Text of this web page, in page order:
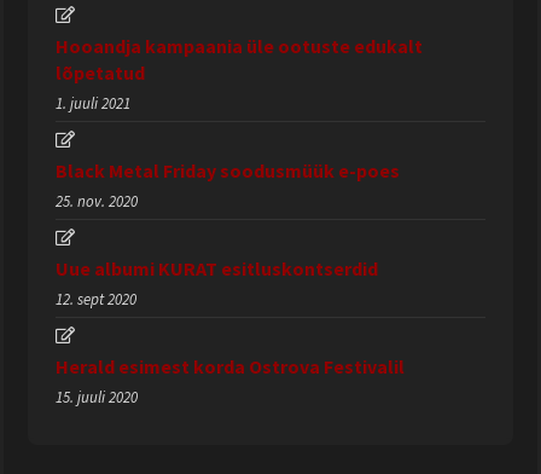
Hooandja kampaania üle ootuste edukalt
lõpetatud
1. juuli 2021
Black Metal Friday soodusmüük e-poes
25. nov. 2020
Uue albumi KURAT esitluskontserdid
12. sept 2020
Herald esimest korda Ostrova Festivalil
15. juuli 2020